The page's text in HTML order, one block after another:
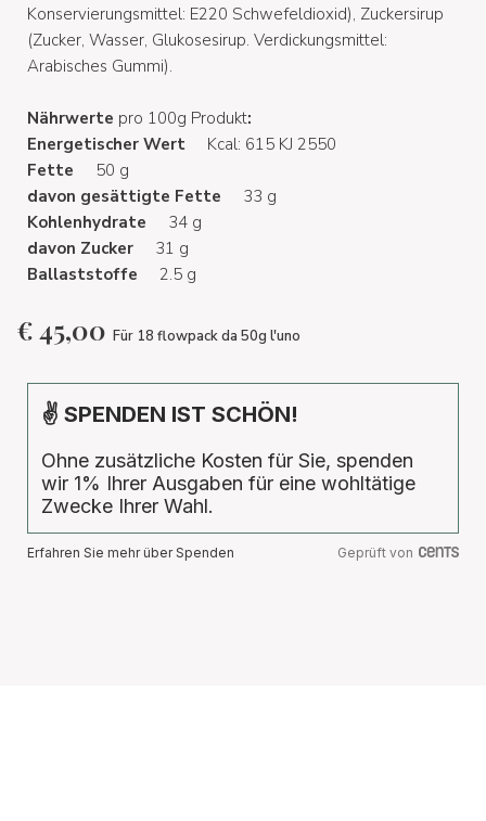
Konservierungsmittel: E220 Schwefeldioxid), Zuckersirup
(Zucker, Wasser, Glukosesirup. Verdickungsmittel:
Arabisches Gummi).
Nährwerte pro 100g Produkt:
Energetischer Wert Kcal: 615 KJ 2550
Fette 50 g
davon gesättigte Fette 33 g
Kohlenhydrate
34 g
davon Zucker
31 g
Ballaststoffe
2.5 g
€ 45,00 Für 18 flowpack da 50g l'uno
✌ SPENDEN IST SCHÖN!
Ohne zusätzliche Kosten für Sie, spenden
wir 1% Ihrer Ausgaben für eine wohltätige
Zwecke Ihrer Wahl.
Erfahren Sie mehr über Spenden Geprüft von